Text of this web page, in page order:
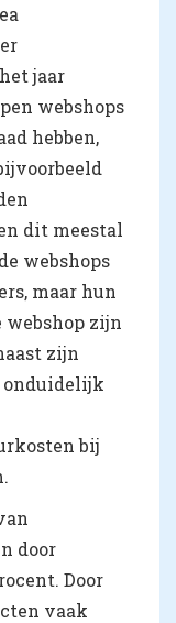
jaar
webshops
hebben,
dit meestal
webshops
maar hun
webshop zijn
zijn
bij
door
Door
vaak